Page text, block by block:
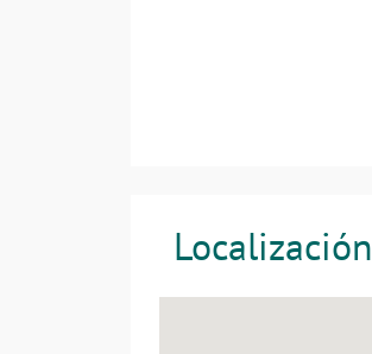
Localización